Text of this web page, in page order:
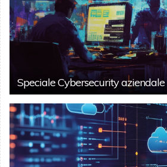
Speciale Cybersecurity aziendale